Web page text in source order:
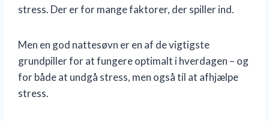
stress. Der er for mange faktorer, der spiller ind.
Men en god nattesøvn er en af de vigtigste
grundpiller for at fungere optimalt i hverdagen – og
for både at undgå stress, men også til at afhjælpe
stress.